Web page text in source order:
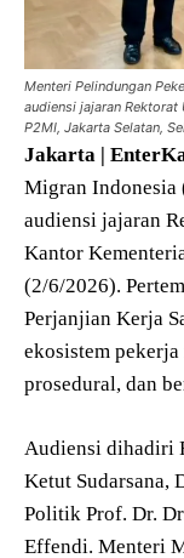
Menteri Pelindungan
audiensi jajaran Rektorat
P2MI, Jakarta Selatan,
Jakarta |
Migran Indonesia
audiensi jajaran
Kantor
(2/6/2026).
Perjanjian Kerja
ekosistem
prosedural, dan
Audiensi dihadiri
Ketut Sudarsana,
Politik Prof. Dr.
Effendi. Menteri